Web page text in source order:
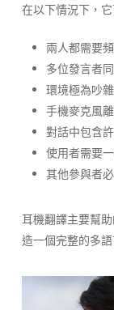
在以下情況下，它
兩人都需要
多位發言者
環境極為吵雜
手機麥克風
對話中包含
使用者需要
其他參與者
耳機翻譯主要幫
造一個完整的多